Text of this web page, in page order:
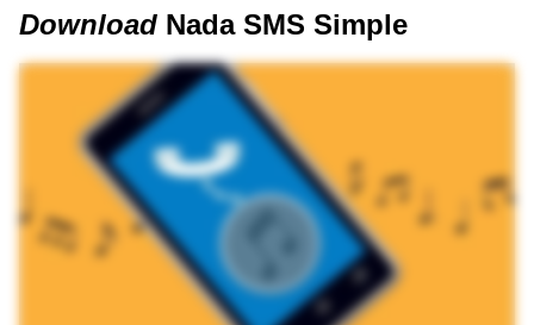
dering lucu dan gokil
yang bisa kamu
dapatkan gratis di sini!
Download sekarang!
Download Nada SMS Simple